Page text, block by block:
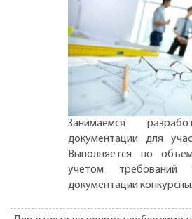
Занимаемся
документации для
Выполняется по
учетом требований
документации